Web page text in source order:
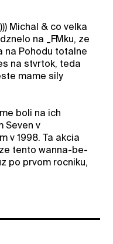
Michal & co velka
na _FMku, ze
na Pohodu totalne
na stvrtok, teda
mame sily
boli na ich
Seven v
v 1998. Ta akcia
tento wanna-be-
po prvom rocniku,